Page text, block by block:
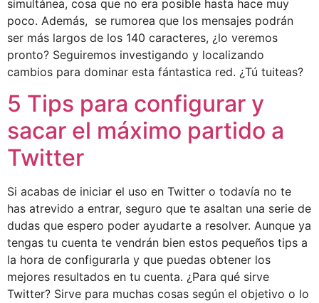
simultánea, cosa que no era posible hasta hace muy
poco. Además, se rumorea que los mensajes podrán
ser más largos de los 140 caracteres, ¿lo veremos
pronto? Seguiremos investigando y localizando
cambios para dominar esta fántastica red. ¿Tú tuiteas?
5 Tips para configurar y
sacar el máximo partido a
Twitter
Si acabas de iniciar el uso en Twitter o todavía no te
has atrevido a entrar, seguro que te asaltan una serie de
dudas que espero poder ayudarte a resolver. Aunque ya
tengas tu cuenta te vendrán bien estos pequeños tips a
la hora de configurarla y que puedas obtener los
mejores resultados en tu cuenta. ¿Para qué sirve
Twitter? Sirve para muchas cosas según el objetivo o lo